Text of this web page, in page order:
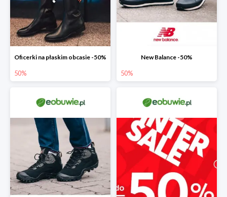
Oficerki na płaskim obcasie -50%
50%
New Balance -50%
50%